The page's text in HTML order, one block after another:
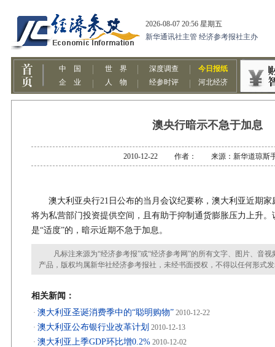
澳央行暗示不急于加息
2010-12-22 作者： 来源：新华道琼斯
澳大利亚央行21日公布的当月会议纪要称，澳大利亚近期家
将为私营部门投资提供空间，且有助于抑制通货膨胀压力上升
是“适度”的，暗示近期不急于加息。
凡标注来源为“经济参考报”或“经济参考网”的所有文字、图片、音视
产品，版权均属新华社经济参考报社，未经书面授权，不得以任何形式
相关新闻：
· 澳大利亚圣诞消费季中的“聪明购物” 2010-12-22
· 澳大利亚公布银行业改革计划 2010-12-13
· 澳大利亚上季GDP环比增0.2% 2010-12-02